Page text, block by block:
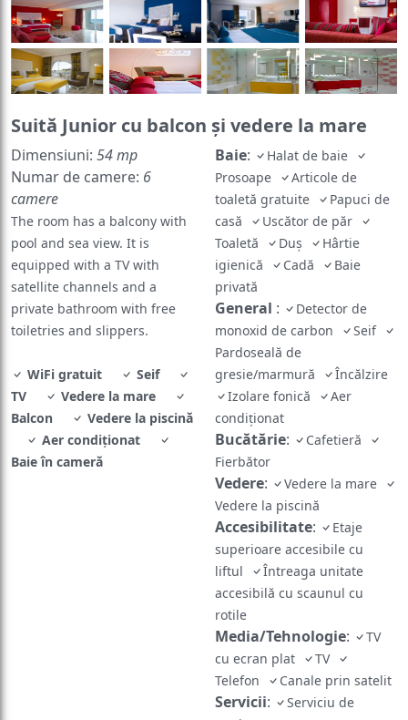
Suită Junior cu balcon şi vedere la mare
Dimensiuni: 54 mp
Numar de camere: 6
camere
The room has a balcony with
pool and sea view. It is
equipped with a TV with
satellite channels and a
private bathroom with free
toiletries and slippers.
WiFi gratuit
Seif
TV
Vedere la mare
Balcon
Vedere la piscină
Aer condiționat
Baie în cameră
Baie:
Halat de baie
Prosoape
Articole de
toaletă gratuite
Papuci de
casă
Uscător de păr
Toaletă
Duș
Hârtie
igienică
Cadă
Baie
privată
General :
Detector de
monoxid de carbon
Seif
Pardoseală de
gresie/marmură
Încălzire
Izolare fonică
Aer
condiționat
Bucătărie:
Cafetieră
Fierbător
Vedere:
Vedere la mare
Vedere la piscină
Accesibilitate:
Etaje
superioare accesibile cu
liftul
Întreaga unitate
accesibilă cu scaunul cu
rotile
Media/Tehnologie:
TV
cu ecran plat
TV
Telefon
Canale prin satelit
Servicii:
Serviciu de